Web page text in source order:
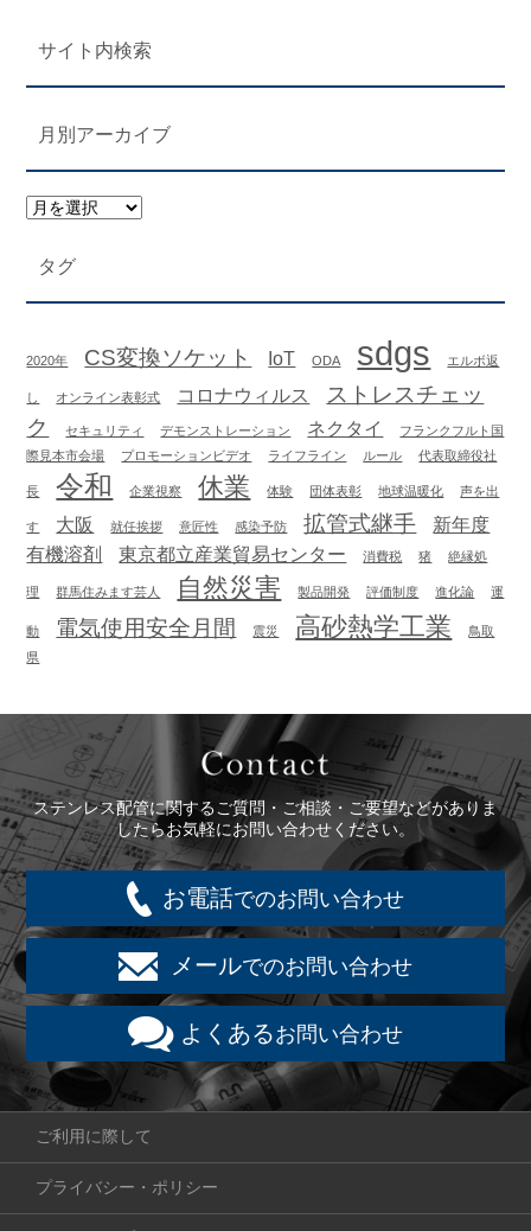
サイト内検索
月別アーカイブ
タグ
2020年 CS変換ソケット IoT ODA sdgs エルボ返
し オンライン表彰式 コロナウィルス
ストレスチェッ
ク
セキュリティ デモンストレーション ネクタイ
フランクフルト国
際見本市会場
プロモーションビデオ ライフライン ルール 代表取締役社
長 令和 企業視察 休業 体験 団体表彰 地球温暖化 声を出
す 大阪 就任挨拶 意匠性 感染予防 拡管式継手
新年度
有機溶剤
東京都立産業貿易センター 消費税 猪 絶縁処
理 群馬住みます芸人 自然災害 製品開発 評価制度 進化論 運
動 電気使用安全月間 震災 高砂熱学工業
鳥取
県
ステンレス配管に関するご質問・ご相談・ご要望などがありま
したらお気軽にお問い合わせください。
お電話でのお問い合わせ
メールでのお問い合わせ
よくあるお問い合わせ
ご利用に際して
プライバシー・ポリシー